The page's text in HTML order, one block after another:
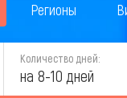
Регионы
Количество дней:
на 8-10 дней